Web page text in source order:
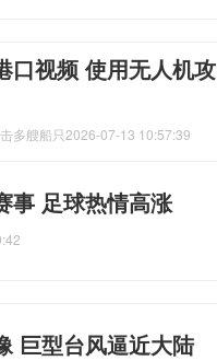
口视频 使用无人机攻
多艘船只2026-07-13 10:57:39
事 足球热情高涨
巨型台风逼近大陆